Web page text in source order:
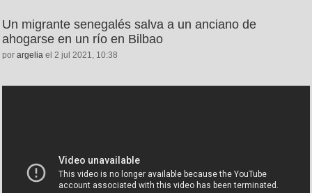
Un migrante senegalés salva a un anciano de
ahogarse en un río en Bilbao
por argelia el 2 jul 2021, 10:38